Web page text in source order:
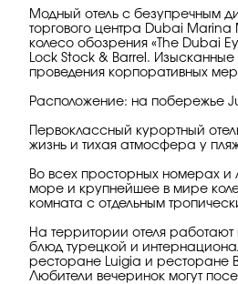
Модный отель с безупречным
торгового центра Dubai
колесо обозрения «The Dubai
Lock Stock & Barrel.
проведения корпоративных
Расположение: на побережье
Первоклассный курортный
жизнь и тихая атмосфера у
Во всех просторных номерах
море и крупнейшее в мире
комната с отдельным
На территории отеля работают
блюд турецкой и
ресторане Luigia и ресторане
Любители вечеринок могут